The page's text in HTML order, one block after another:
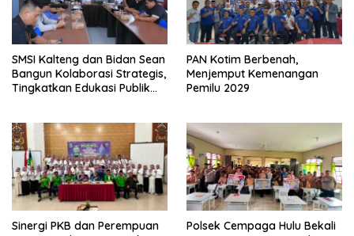
SMSI Kalteng dan Bidan Sean
Bangun Kolaborasi Strategis,
Tingkatkan Edukasi Publik
PAN Kotim Berbenah,
Menjemput Kemenangan
Pemilu 2029
Sinergi PKB dan Perempuan
Polsek Cempaga Hulu Bekali